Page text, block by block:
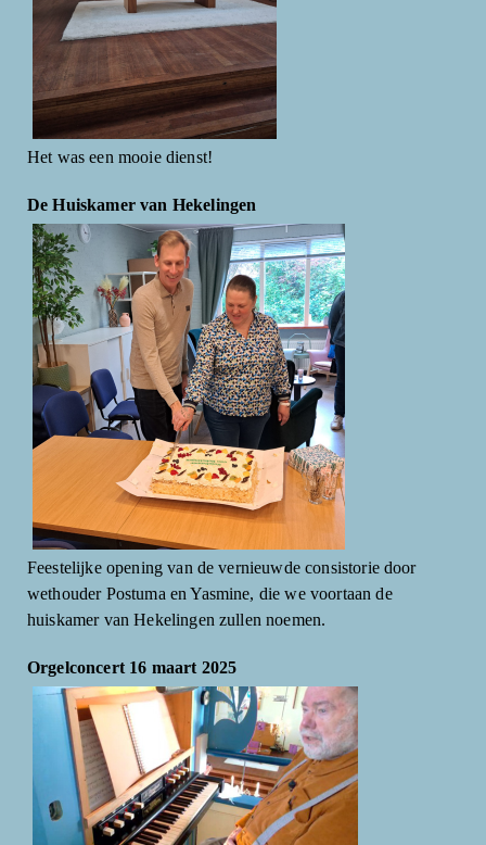
Het was een mooie dienst!
De Huiskamer van Hekelingen
Feestelijke opening van de vernieuwde consistorie door
wethouder Postuma en Yasmine, die we voortaan de
huiskamer van Hekelingen zullen noemen.
Orgelconcert 16 maart 2025